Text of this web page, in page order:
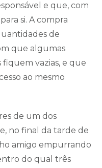
e que, com
si. A compra
de
que algumas
vazias, e que
ao mesmo
de um dos
no final da tarde de
amigo empurrando
do qual três